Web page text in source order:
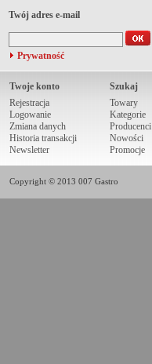
Twój adres e-mail
Prywatność
Twoje konto
Rejestracja
Logowanie
Zmiana danych
Historia transakcji
Newsletter
Szukaj
Towary
Kategorie
Producenci
Nowości
Promocje
Copyright © 2013 007 Gastro